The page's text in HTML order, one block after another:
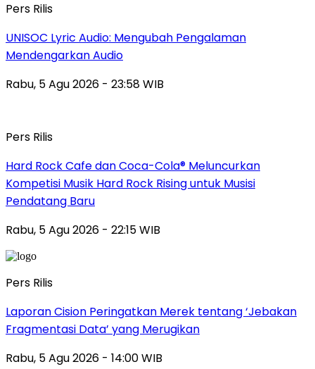
Pers Rilis
UNISOC Lyric Audio: Mengubah Pengalaman
Mendengarkan Audio
Rabu, 5 Agu 2026 - 23:58 WIB
Pers Rilis
Hard Rock Cafe dan Coca-Cola® Meluncurkan
Kompetisi Musik Hard Rock Rising untuk Musisi
Pendatang Baru
Rabu, 5 Agu 2026 - 22:15 WIB
Pers Rilis
Laporan Cision Peringatkan Merek tentang ‘Jebakan
Fragmentasi Data’ yang Merugikan
Rabu, 5 Agu 2026 - 14:00 WIB